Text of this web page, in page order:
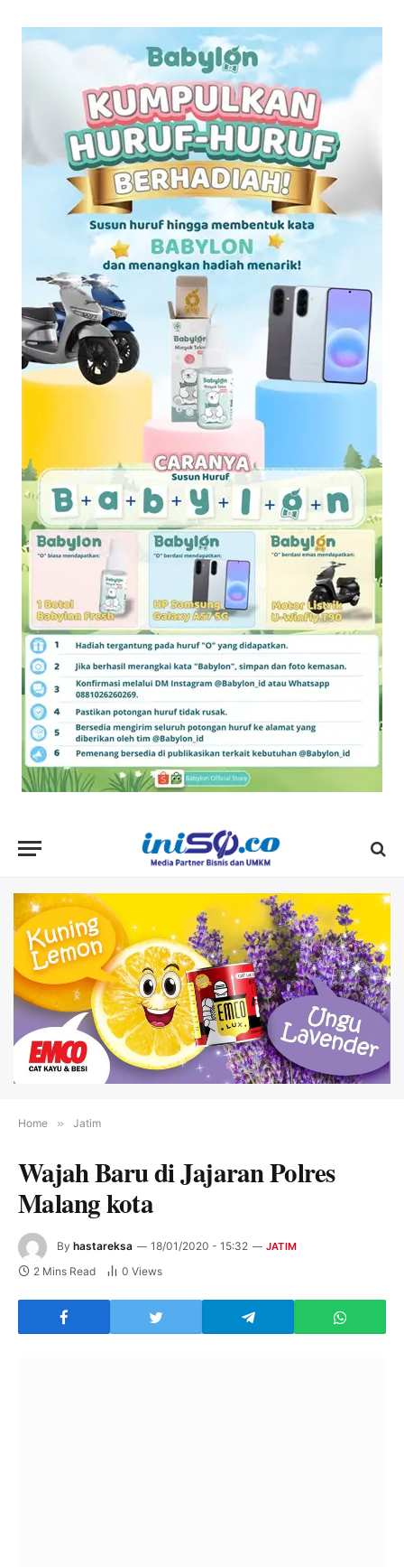
Home » Jatim
Wajah Baru di Jajaran Polres
Malang kota
By hastareksa 18/01/2020 - 15:32 JATIM
2 Mins Read 0 Views